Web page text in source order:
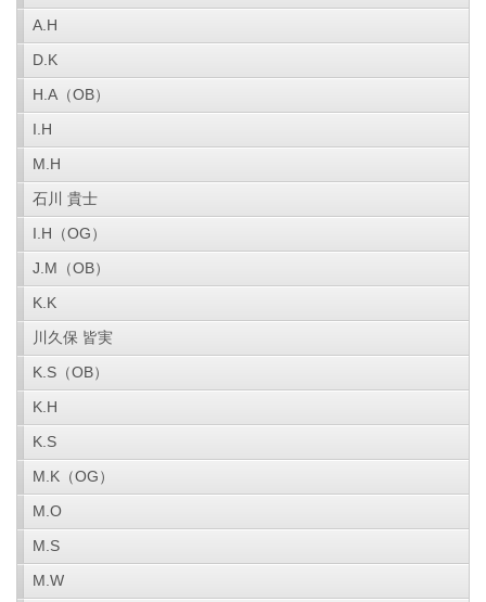
A.H
D.K
H.A（OB）
I.H
M.H
石川 貴士
I.H（OG）
J.M（OB）
K.K
川久保 皆実
K.S（OB）
K.H
K.S
M.K（OG）
M.O
M.S
M.W